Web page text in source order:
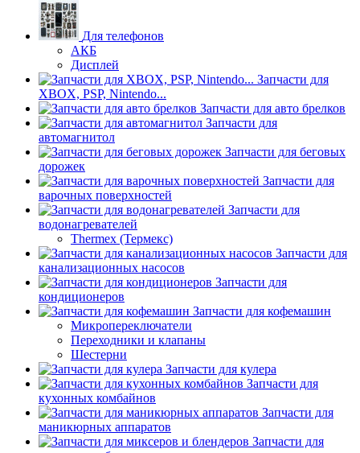
Для телефонов
АКБ
Дисплей
Запчасти для
XBOX, PSP, Nintendo...
Запчасти для авто брелков
Запчасти для
автомагнитол
Запчасти для беговых
дорожек
Запчасти для
варочных поверхностей
Запчасти для
водонагревателей
Thermex (Термекс)
Запчасти для
канализационных насосов
Запчасти для
кондиционеров
Запчасти для кофемашин
Микропереключатели
Переходники и клапаны
Шестерни
Запчасти для кулера
Запчасти для
кухонных комбайнов
Запчасти для
маникюрных аппаратов
Запчасти для